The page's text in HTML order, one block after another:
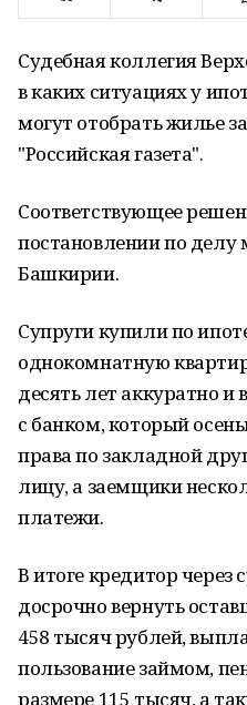
Судебная коллегия
в каких ситуациях у
могут отобрать жилье
"Российская газета".
Соответствующее
постановлении по делу
Башкирии.
Супруги купили по
однокомнатную
десять лет аккуратно
с банком, который
права по закладной
лицу, а заемщики
платежи.
В итоге кредитор через
досрочно вернуть
458 тысяч рублей,
пользование займом,
размере 115 тысяч, а